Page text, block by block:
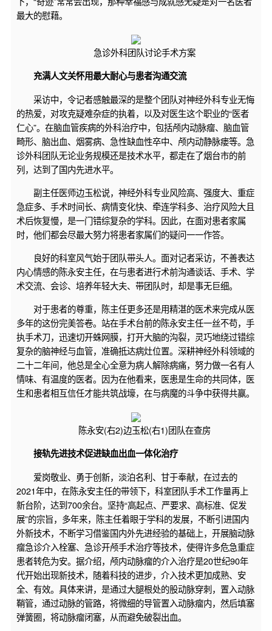
最大的慰藉。
急诊外科团队讨论手术方案
充满人文关怀用最大耐心与患者沟通交流
采访中，令记者感触最深的是整个团队对神经外科专业无悔
的热爱，对攻克疑难杂症的执着，以及对医生这个职业的“医者
仁心”。在脑血管疾病的外科治疗中，包括颅内动脉瘤、脑血管
畸形、脑出血、烟雾病、急性缺血性卒中、颅内动静脉瘘等。急
诊外科团队无论业务规模还是技术水平，都走在了烟台市的前
列，达到了国内先进水平。
副主任医师边玉松说，神经外科专业风险高、强度大、重症
急症多、手术时间长、病情变化快、牵连学科多、治疗风险大且
术后恢复慢，是一门错综复杂的学科。因此，在面对患者家属
时，他们都会尽最大努力将患者家属们的疑问一一作答。
良好的科室风气始于团队带头人。面对记者采访，不善表达
内心情感的陈永安主任，在与患者进行术前沟通谈话、手术、学
术交流、会诊、培养年轻大夫、带团队时，却是事无巨细。
对于患者的尊重，陈主任更多还是用精湛的医术来完成从医
多年的这份完美答卷。站在手术台前的陈永安主任一丝不苟，手
执手术刀，迅速切开蛛网膜，打开大脑的沟裂，灵巧地绕过错综
复杂的脑神经与血管，准确抵达病灶位置。深耕神经外科领域的
二十二年间，他总是全心全意为病人解除病痛，努力做一名有人
情味、有温度的医者。因为在他看来，医患是生命的共同体，医
生和患者相互信任才能共筑战壕，在与病魔的斗争中获得共赢。
陈永安(右2)边玉松(右1)团队在查房
接轨先进技术促进缺血出血一体化治疗
爱岗敬业、勇于创新，淡泊名利、甘于奉献，在过去的
2021年中，在陈永安主任的带领下，科室团队手术工作量再上
新台阶，达到700余台。坚持“高起点、严要求、高标准、促发
展”的宗旨，多年来，陈主任着眼于学科的发展，不断引进国内
外新技术，不断学习借鉴国内外先进经验的基础上，开展脑动脉
瘤急诊介入栓塞、急诊开颅手术治疗等技术，使得许多危急重症
患者转危为安。据介绍，颅内动脉瘤的介入治疗是20世纪90年
代开始出现新技术，随着科技的进步，介入技术更加成熟、安
全、有效。具体来讲，是通过大腿根处的股动脉穿刺，置入动脉
鞘管，通过动脉的管路，将微细的导管置入动脉瘤内，然后填塞
弹簧圈，将动脉瘤闭塞，从而避免破裂出血。